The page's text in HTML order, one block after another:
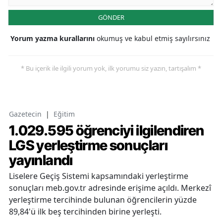
GÖNDER
Yorum yazma kurallarını okumuş ve kabul etmiş sayılırsınız
* Bu içerik ile ilgili yorum yok, ilk yorumu siz yazın, tartışalım *
Gazetecin | Eğitim
1.029.595 öğrenciyi ilgilendiren
LGS yerleştirme sonuçları
yayınlandı
Liselere Geçiş Sistemi kapsamındaki yerleştirme
sonuçları meb.gov.tr adresinde erişime açıldı. Merkezî
yerleştirme tercihinde bulunan öğrencilerin yüzde
89,84'ü ilk beş tercihinden birine yerleşti.